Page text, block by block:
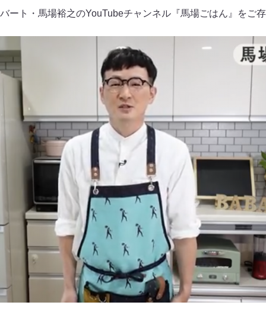
ート・馬場裕之のYouTubeチャンネル『馬場ごはん』をご